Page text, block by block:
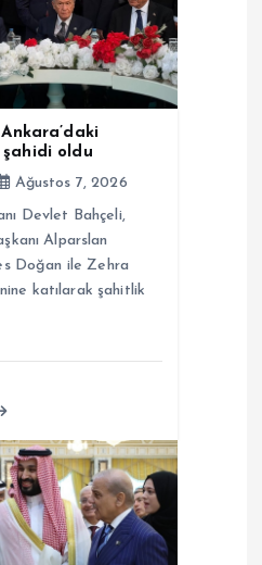
oldu
Ağustos 7, 2026
Devlet Bahçeli,
Alparslan
Doğan ile Zehra
katılarak şahitlik